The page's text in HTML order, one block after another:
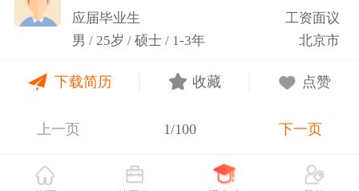
应届毕业生
工资面议
男 / 25岁 / 硕士 / 1-3年
北京市
下载简历 收藏 点赞
上一页 1/100 下一页